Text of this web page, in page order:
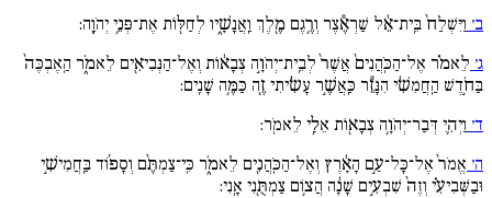
ב׳ וַיִּשְׁלַח֙ בֵּֽית־אֵ֔ל שַׁרְאֶ֕צֶר וְרֶ֥גֶם מֶ֖לֶךְ וַֽאֲנָשָׁ֑יו לְחַלּ֖וֹת אֶת־פְּנֵ֥י יְהֹוָֽה:
ג׳ לֵאמֹ֗ר אֶל־הַכֹּֽהֲנִים֙ אֲשֶׁר֙ לְבֵֽית־יְהֹוָ֣ה צְבָא֔וֹת וְאֶל־הַנְּבִיאִ֖ים לֵאמֹ֑ר הַֽאֶבְכֶּה֙
בַּחֹ֣דֶשׁ הַֽחֲמִשִׁ֔י הִנָּזֵ֕ר כַּֽאֲשֶׁ֣ר עָשִׂ֔יתִי זֶ֖ה כַּמֶּ֥ה שָׁנִֽים:
ד׳ וַיְהִ֛י דְּבַר־יְהֹוָ֥ה צְבָא֖וֹת אֵלַ֥י לֵאמֹֽר:
ה׳ אֱמֹר֙ אֶל־כָּל־עַ֣ם הָאָ֔רֶץ וְאֶל־הַכֹּֽהֲנִ֖ים לֵאמֹ֑ר כִּֽי־צַמְתֶּ֨ם וְסָפ֜וֹד בַּֽחֲמִישִׁ֣י
וּבַשְּׁבִיעִ֗י וְזֶה֙ שִׁבְעִ֣ים שָׁנָ֔ה הֲצ֥וֹם צַמְתֻּ֖נִי אָֽנִי: